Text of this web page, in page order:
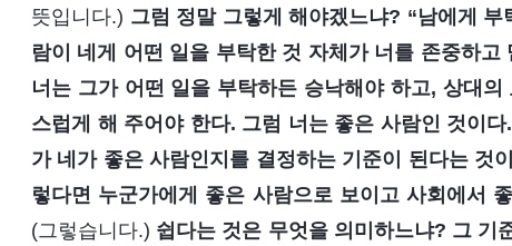
뜻입니다.) 그럼 정말 그렇게 해야겠느냐? “남에게
람이 네게 어떤 일을 부탁한 것 자체가 너를 존중하
너는 그가 어떤 일을 부탁하든 승낙해야 하고, 상대
스럽게 해 주어야 한다. 그럼 너는 좋은 사람인 것이
가 네가 좋은 사람인지를 결정하는 기준이 된다는 것
렇다면 누군가에게 좋은 사람으로 보이고 사회에서
(그렇습니다.) 쉽다는 것은 무엇을 의미하느냐? 그 기